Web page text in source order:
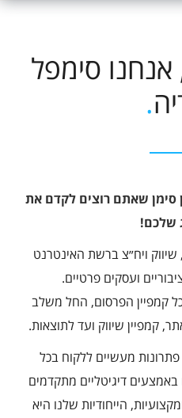
אנחנו סימפל
.
סימן שאתם רוצים לקדם את
שלכם!
ויח״צ ברשת האינטרנט
ועסקים פרטיים.
קמפיין הפרסום, החל משלב
קמפיין שיווק ועד לתוצאות.
מעשיים ללקוח בכל
דיגיטליים מתקדמים
הייחודיות שלנו היא